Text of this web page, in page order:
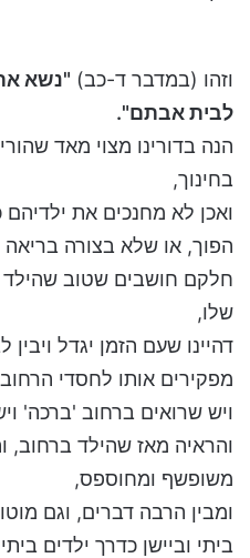
וזהו (במדבר ד-כב) "נשא
לבית אבתם".
הנה בדורינו מצוי מאד
בחינוך,
ואכן לא מחנכים את
הפוך, או שלא בצורה בריאה
חלקם חושבים שטוב שהילד
שלו,
דהיינו שעם הזמן יגדל
מפקירים אותו לחסדי
ויש שרואים ברחוב 'ברכה'
והראיה מאז שהילד ברחוב,
משופשף ומחוספס,
ומבין הרבה דברים, וגם
ביתי וביישן כדרך ילדים